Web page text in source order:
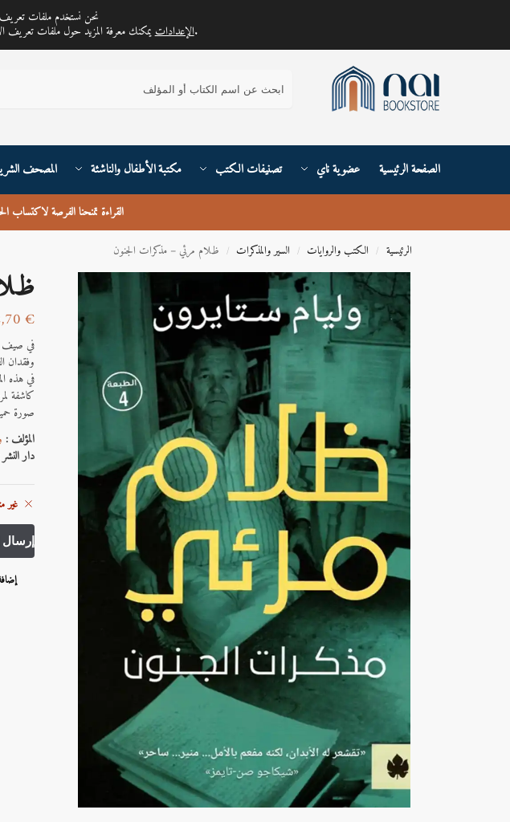
مكتبة ناي متجر لمبيع الكتب
الصفحة الرئيسية عضوية ناي تصنيفات الكتب مكتبة الأطفال والناشئة المصحف
القراءة تمنحنا الفرصة لاكتساب
الرئيسية / الكتب والروايات / السير والمذكرات / ظﻼم مرئي – مذكرات الجنون
€
وفقدان
في هذه
كاشفة
صورة
المؤلف :
دار
غير
نحن نستخدم ملفات تعريف
يمكنك معرفة المزيد حول ملفات تعريف الارتباط التي نستخدمها أو إيقاف تشغيلها فيالإعدادات.